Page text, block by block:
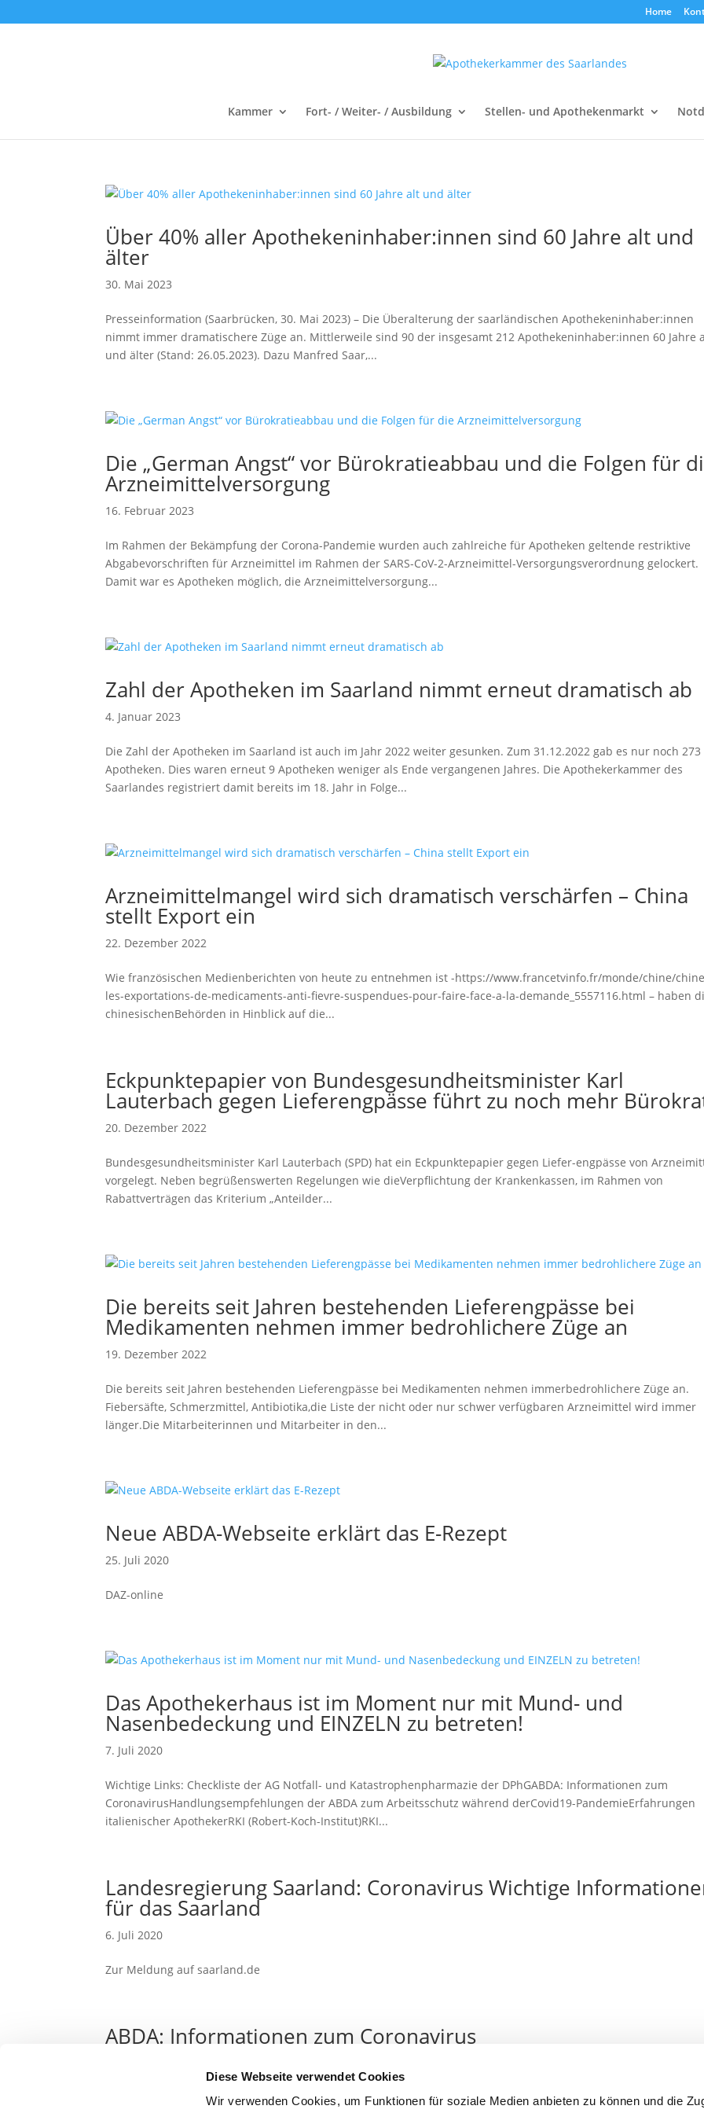
Diese Webseite verwendet Cookies
Wir verwenden Cookies, um Funktionen für soziale Medien anbieten zu können und die
Home
Kammer Fort- / Weiter- / Ausbildung Stellen- und Apothekenmarkt
Über 40% aller Apothekeninhaber:innen sind 60 Jahre alt und
älter
30. Mai 2023
Presseinformation (Saarbrücken, 30. Mai 2023) – Die Überalterung der saarländischen Apothekeninhaber:innen
nimmt immer dramatischere Züge an. Mittlerweile sind 90 der insgesamt 212 Apothekeninhaber:innen 60 Jahre
und älter (Stand: 26.05.2023). Dazu Manfred Saar,...
Die „German Angst“ vor Bürokratieabbau und die Folgen für
Arzneimittelversorgung
16. Februar 2023
Im Rahmen der Bekämpfung der Corona-Pandemie wurden auch zahlreiche für Apotheken geltende restriktive
Abgabevorschriften für Arzneimittel im Rahmen der SARS-CoV-2-Arzneimittel-Versorgungsverordnung gelockert.
Damit war es Apotheken möglich, die Arzneimittelversorgung...
Zahl der Apotheken im Saarland nimmt erneut dramatisch ab
4. Januar 2023
Die Zahl der Apotheken im Saarland ist auch im Jahr 2022 weiter gesunken. Zum 31.12.2022 gab es nur noch 273
Apotheken. Dies waren erneut 9 Apotheken weniger als Ende vergangenen Jahres. Die Apothekerkammer des
Saarlandes registriert damit bereits im 18. Jahr in Folge...
Arzneimittelmangel wird sich dramatisch verschärfen – China
stellt Export ein
22. Dezember 2022
Wie französischen Medienberichten von heute zu entnehmen ist -https://www.francetvinfo.fr/monde/chine/
les-exportations-de-medicaments-anti-fievre-suspendues-pour-faire-face-a-la-demande_5557116.html – haben
chinesischenBehörden in Hinblick auf die...
Eckpunktepapier von Bundesgesundheitsminister Karl
Lauterbach gegen Lieferengpässe führt zu noch mehr
20. Dezember 2022
Bundesgesundheitsminister Karl Lauterbach (SPD) hat ein Eckpunktepapier gegen Liefer-engpässe von
vorgelegt. Neben begrüßenswerten Regelungen wie dieVerpflichtung der Krankenkassen, im Rahmen von
Rabattverträgen das Kriterium „Anteilder...
Die bereits seit Jahren bestehenden Lieferengpässe bei
Medikamenten nehmen immer bedrohlichere Züge an
19. Dezember 2022
Die bereits seit Jahren bestehenden Lieferengpässe bei Medikamenten nehmen immerbedrohlichere Züge an.
Fiebersäfte, Schmerzmittel, Antibiotika,die Liste der nicht oder nur schwer verfügbaren Arzneimittel wird immer
länger.Die Mitarbeiterinnen und Mitarbeiter in den...
Neue ABDA-Webseite erklärt das E-Rezept
25. Juli 2020
DAZ-online
Das Apothekerhaus ist im Moment nur mit Mund- und
Nasenbedeckung und EINZELN zu betreten!
7. Juli 2020
Wichtige Links: Checkliste der AG Notfall- und Katastrophenpharmazie der DPhGABDA: Informationen zum
CoronavirusHandlungsempfehlungen der ABDA zum Arbeitsschutz während derCovid19-PandemieErfahrungen
italienischer ApothekerRKI (Robert-Koch-Institut)RKI...
Landesregierung Saarland: Coronavirus Wichtige
für das Saarland
6. Juli 2020
Zur Meldung auf saarland.de
ABDA: Informationen zum Coronavirus
Zur Meldung auf abda.de